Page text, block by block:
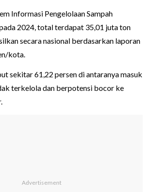
Informasi Pengelolaan Sampah
2024, total terdapat 35,01 juta ton
secara nasional berdasarkan laporan
kota.
sekitar 61,22 persen di antaranya masuk
terkelola dan berpotensi bocor ke